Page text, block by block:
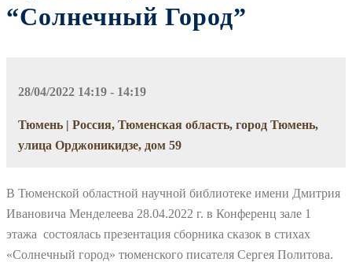
“Солнечный Город”
28/04/2022 14:19 - 14:19
Тюмень | Россия, Тюменская область, город Тюмень,
улица Орджоникидзе, дом 59
В Тюменской областной научной библиотеке имени Дмитрия
Ивановича Менделеева 28.04.2022 г. в Конференц зале 1
этажа состоялась презентация сборника сказок в стихах
«Солнечный город» тюменского писателя Сергея Политова.